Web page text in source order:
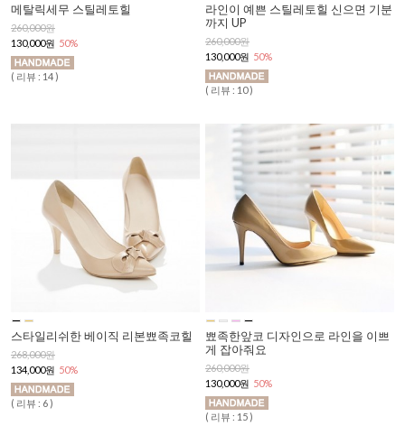
메탈릭세무 스틸레토힐
260,000원
130,000원 50%
( 리뷰 : 14 )
라인이 예쁜 스틸레토힐 신으면 기분
까지 UP
260,000원
130,000원 50%
( 리뷰 : 10 )
스타일리쉬한 베이직 리본뾰족코힐
268,000원
134,000원 50%
( 리뷰 : 6 )
뾰족한앞코 디자인으로 라인을 이쁘
게 잡아줘요
260,000원
130,000원 50%
( 리뷰 : 15 )